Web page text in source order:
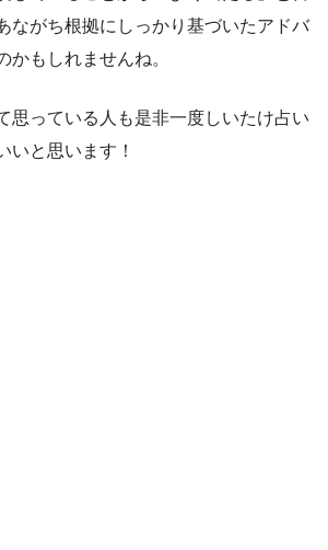
ながち根拠にしっかり基づいたアドバ
かもしれませんね。
思っている人も是非一度しいたけ占い
いと思います！